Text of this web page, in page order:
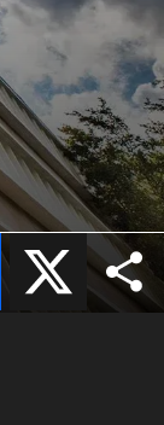
X
Facebook